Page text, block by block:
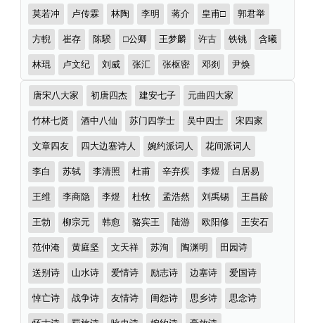
莫若冲 卢传霖 林陶 李明 蒋介 皇甫□ 郭君举
方輗 崔存 陈騤 □公卿 王梦麟 许古 铁铫 含曦
林琨 卢文纪 刘威 张汇 张枢密 邓剡 尹焕
诗
词
分
类
唐宋八大家 初唐四杰 建安七子 元曲四大家
竹林七贤 酒中八仙 苏门四学士 吴中四士 宋四家
文章四友 四大边塞诗人 婉约派词人 花间派词人
李白 苏轼 李清照 杜甫 辛弃疾 李煜 白居易
王维 李商隐 李煜 杜牧 孟浩然 刘禹锡 王昌龄
王勃 柳宗元 韩愈 骆宾王 陆游 欧阳修 王安石
范仲淹 黄庭坚 文天祥 苏洵 陶渊明 田园诗
送别诗 山水诗 爱情诗 励志诗 边塞诗 爱国诗
悼亡诗 战争诗 友情诗 闺怨诗 思乡诗 思念诗